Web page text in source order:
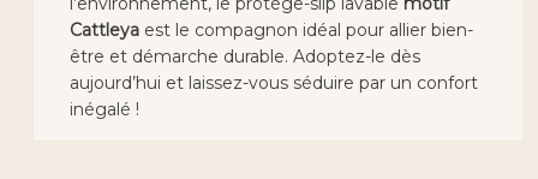
Cattleya est le compagnon idéal pour allier bien-
être et démarche durable. Adoptez-le dès
aujourd’hui et laissez-vous séduire par un confort
inégalé !